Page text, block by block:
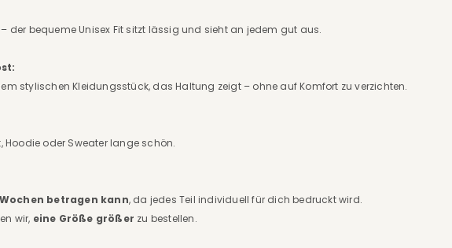
der bequeme Unisex Fit sitzt lässig und sieht an jedem gut aus.
stylischen Kleidungsstück, das Haltung zeigt – ohne auf Komfort zu verzichten.
oder Sweater lange schön.
betragen kann, da jedes Teil individuell für dich bedruckt wird.
wir, eine Größe größer zu bestellen.